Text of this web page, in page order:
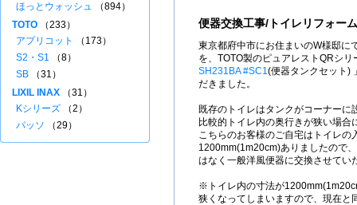
便器交換工事/トイレリフォーム
東京都府中市にお住まいのW様邸に
を、TOTO製のピュアレストQRシ
SH231BA #SC1(便器タンクセット)
だきました。
既存のトイレはタンクがコーナーに
比較的トイレ内の奥行きが狭い場合
こちらのお客様のご自宅はトイレの
1200mm(1m20cm)ありましたので
はなく一般洋風便器に交換させてい
※トイレ内の寸法が
狭くなってしまいますので、現在と
ほっとウォッシュ （894）
TOTO （233）
アプリコット
（173）
S2・S1 （8）
SB （31）
LIXIL INAX （31）
Kシリーズ （2）
パッソ （29）